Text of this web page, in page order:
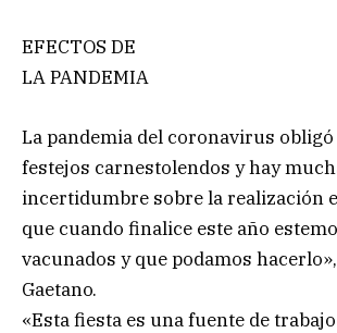
EFECTOS DE
LA PANDEMIA
La pandemia del coronavirus
festejos carnestolendos y hay
incertidumbre sobre la realización
que cuando finalice este año
vacunados y que podamos
Gaetano.
«Esta fiesta es una fuente de